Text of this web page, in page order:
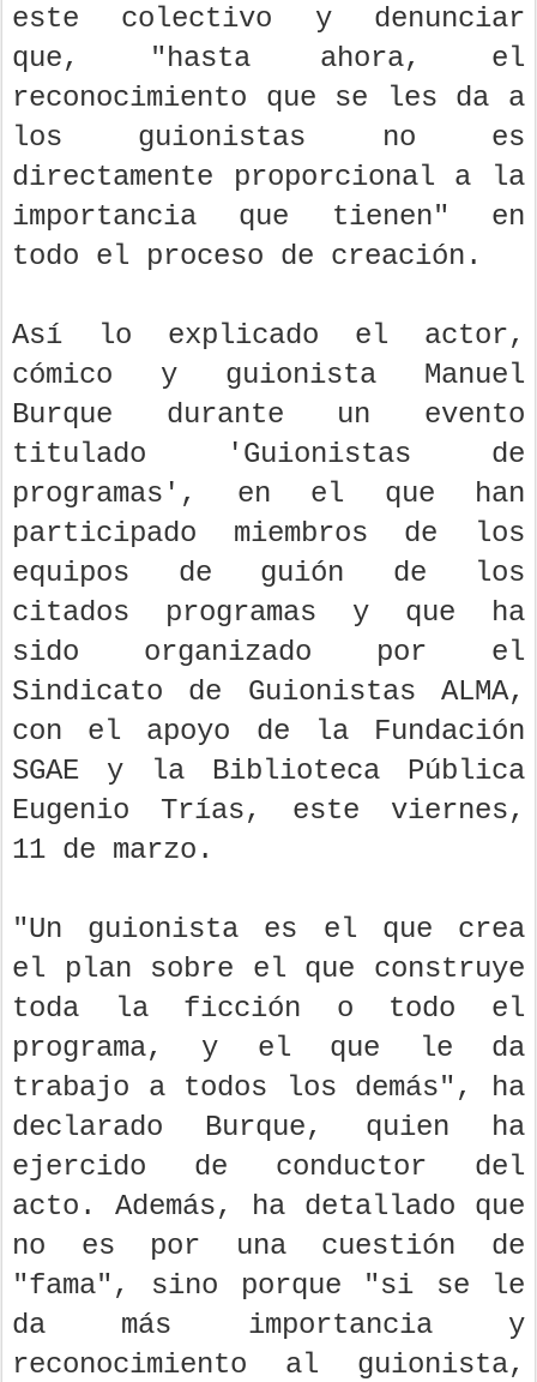
este colectivo y denunciar
que, "hasta ahora, el
reconocimiento que se les da a
los guionistas no es
directamente proporcional a la
importancia que tienen" en
todo el proceso de creación.
Así lo explicado el actor,
cómico y guionista Manuel
Burque durante un evento
titulado 'Guionistas de
programas', en el que han
participado miembros de los
equipos de guión de los
citados programas y que ha
sido organizado por el
Sindicato de Guionistas ALMA,
con el apoyo de la Fundación
SGAE y la Biblioteca Pública
Eugenio Trías, este viernes,
11 de marzo.
"Un guionista es el que crea
el plan sobre el que construye
toda la ficción o todo el
programa, y el que le da
trabajo a todos los demás", ha
declarado Burque, quien ha
ejercido de conductor del
acto. Además, ha detallado que
no es por una cuestión de
"fama", sino porque "si se le
da más importancia y
reconocimiento al guionista,